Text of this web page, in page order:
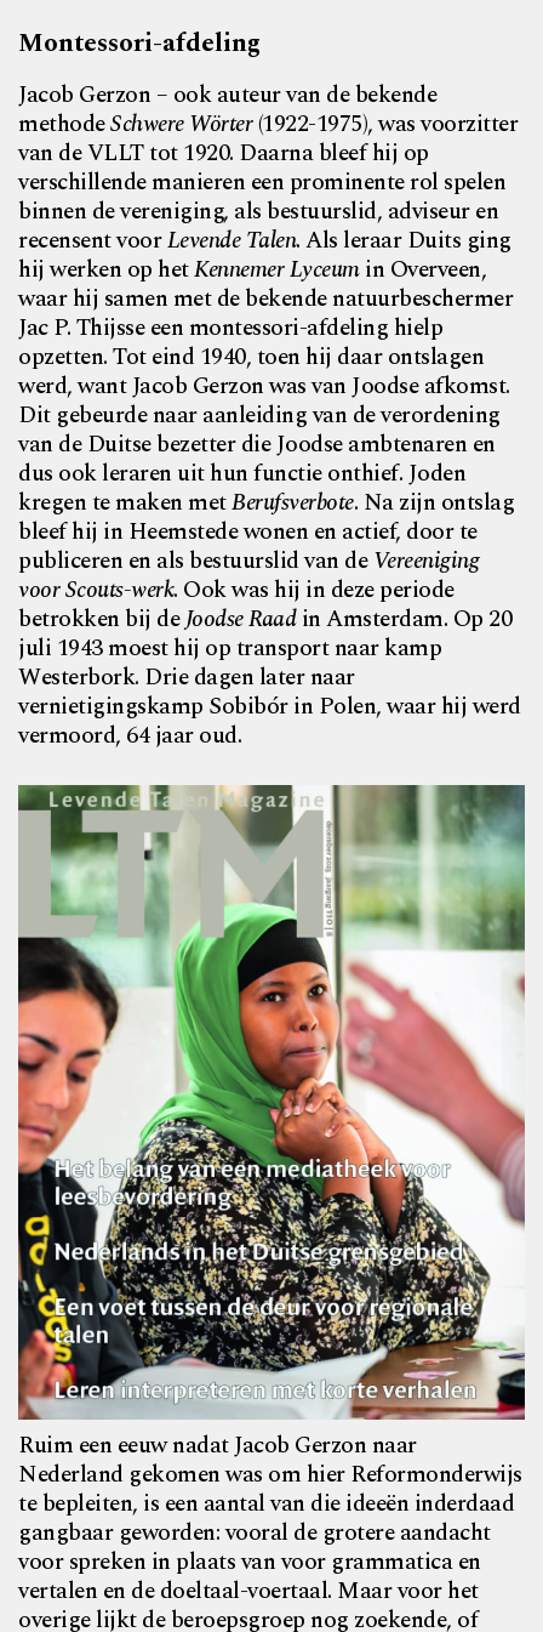
Montessori-afdeling
Jacob Gerzon – ook auteur van de bekende
methodeSchwere Wörter(1922-1975), was voorzitter
van de VLLT tot 1920. Daarna bleef hij op
verschillende manieren een prominente rol spelen
binnen de vereniging, als bestuurslid, adviseur en
recensent voorLevende Talen. Als leraar Duits ging
hij werken op hetKennemer Lyceumin Overveen,
waar hij samen met de bekende natuurbeschermer
Jac P. Thijsse een montessori-afdeling hielp
opzetten. Tot eind 1940, toen hij daar ontslagen
werd, want Jacob Gerzon was van Joodse afkomst.
Dit gebeurde naar aanleiding van de verordening
van de Duitse bezetter die Joodse ambtenaren en
dus ook leraren uit hun functie onthief. Joden
kregen te maken metBerufsverbote. Na zijn ontslag
bleef hij in Heemstede wonen en actief, door te
publiceren en als bestuurslid van deVereeniging
voor Scouts-werk. Ook was hij in deze periode
betrokken bij deJoodse Raadin Amsterdam. Op 20
juli 1943 moest hij op transport naar kamp
Westerbork. Drie dagen later naar
vernietigingskamp Sobibór in Polen, waar hij werd
vermoord, 64 jaar oud.
Ruim een eeuw nadat Jacob Gerzon naar
Nederland gekomen was om hier Reformonderwijs
te bepleiten, is een aantal van die ideeën inderdaad
gangbaar geworden: vooral de grotere aandacht
voor spreken in plaats van voorgrammatica en
vertalen en de doeltaal-voertaal. Maar voor het
overige lijkt de beroepsgroep nog zoekende, of